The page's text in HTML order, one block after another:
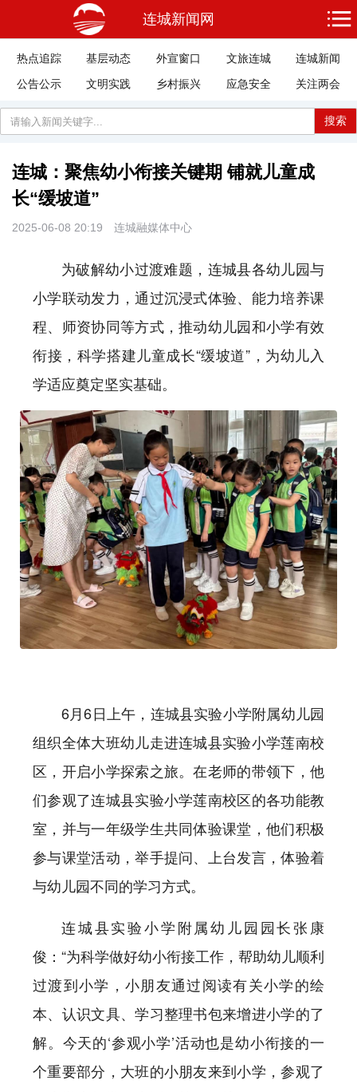
连城新闻网
热点追踪 基层动态 外宣窗口 文旅连城
连城新闻
公告公示
文明实践 乡村振兴 应急安全 关注两会
搜索
连城：聚焦幼小衔接关键期 铺就儿童成
长“缓坡道”
2025-06-08 20:19 连城融媒体中心
为破解幼小过渡难题，连城县各幼儿园与
小学联动发力，通过沉浸式体验、能力培养课
程、师资协同等方式，推动幼儿园和小学有效
衔接，科学搭建儿童成长“缓坡道”，为幼儿入
学适应奠定坚实基础。
6月6日上午，连城县实验小学附属幼儿园
组织全体大班幼儿走进连城县实验小学莲南校
区，开启小学探索之旅。在老师的带领下，他
们参观了连城县实验小学莲南校区的各功能教
室，并与一年级学生共同体验课堂，他们积极
参与课堂活动，举手提问、上台发言，体验着
与幼儿园不同的学习方式。
连城县实验小学附属幼儿园园长张康
俊：“为科学做好幼小衔接工作，帮助幼儿顺利
过渡到小学，小朋友通过阅读有关小学的绘
本、认识文具、学习整理书包来增进小学的了
解。今天的‘参观小学’活动也是幼小衔接的一
个重要部分，大班的小朋友来到小学，参观了